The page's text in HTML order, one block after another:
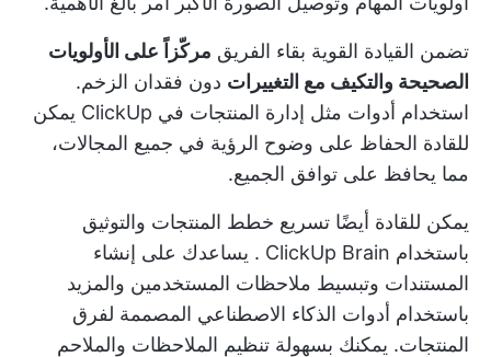
تضمن القيادة القوية بقاء الفريق مركّزاً على الأولويات
الصحيحة والتكيف مع التغييرات دون فقدان الزخم.
استخدام أدوات مثل إدارة المنتجات في ClickUp
يمكن
للقادة الحفاظ على وضوح الرؤية في جميع المجالات،
مما يحافظ على توافق الجميع.
يمكن للقادة أيضًا تسريع خطط المنتجات والتوثيق
باستخدام ClickUp Brain . يساعدك على إنشاء
المستندات وتبسيط ملاحظات المستخدمين والمزيد
باستخدام أدوات الذكاء الاصطناعي المصممة لفرق
المنتجات. يمكنك بسهولة تنظيم الملاحظات والملاحم